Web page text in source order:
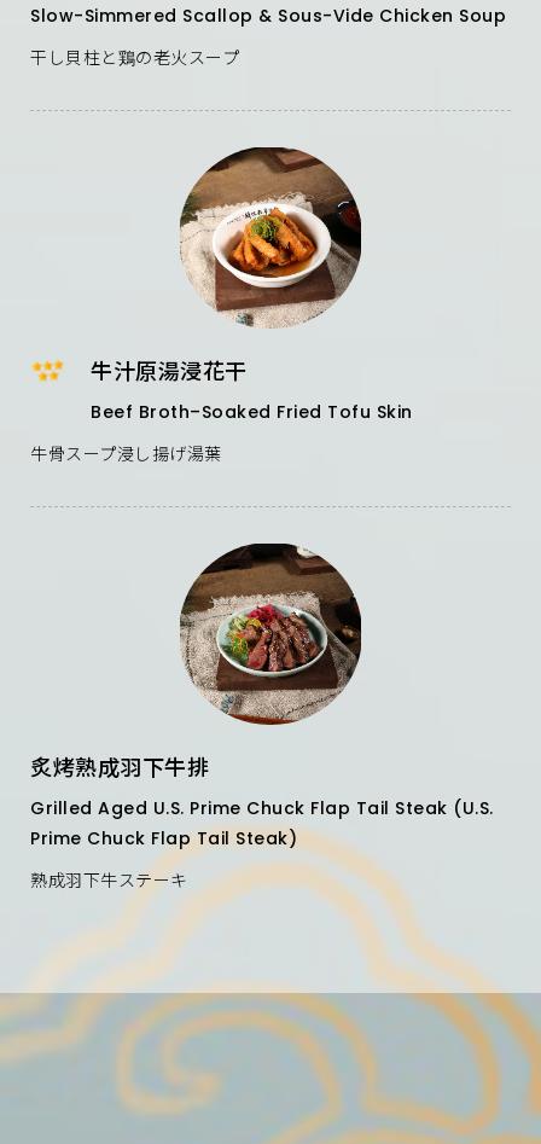
Slow-Simmered Scallop & Sous-Vide Chicken Soup
干し貝柱と鶏の老火スープ
牛汁原湯浸花干
Beef Broth–Soaked Fried Tofu Skin
牛骨スープ浸し揚げ湯葉
炙烤熟成羽下牛排
Grilled Aged U.S. Prime Chuck Flap Tail Steak (U.S.
Prime Chuck Flap Tail Steak)
熟成羽下牛ステーキ